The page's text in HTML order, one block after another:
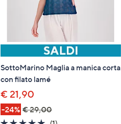
SottoMarino Maglia a manica corta
con filato lamé
€ 21,90
-24% € 29,00